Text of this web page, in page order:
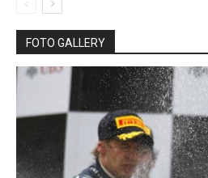
FOTO GALLERY